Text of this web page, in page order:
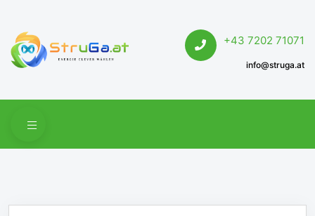
+43 7202 71071
info@struga.at